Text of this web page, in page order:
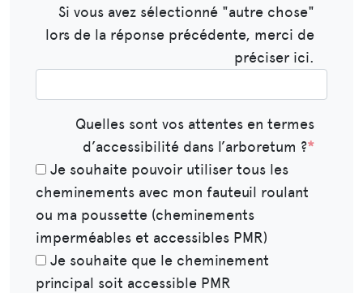
Si vous avez sélectionné "autre chose"
lors de la réponse précédente, merci de
préciser ici.​​​​​​​​​
Quelles sont vos attentes en termes
d’accessibilité dans l’arboretum ?*
Je souhaite pouvoir utiliser tous les
cheminements avec mon fauteuil roulant
ou ma poussette (cheminements
imperméables et accessibles PMR)
Je souhaite que le cheminement
principal soit accessible PMR